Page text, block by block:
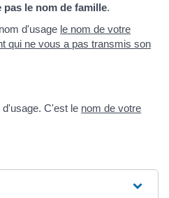
pas le nom de famille.
d'usage le nom de votre
qui ne vous a pas transmis son
C'est le nom de votre